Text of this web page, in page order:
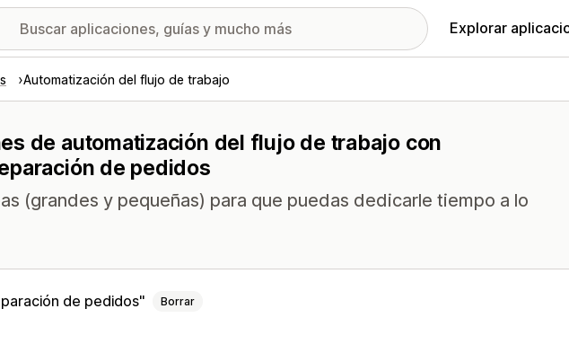
Explorar
Automatización del flujo de trabajo
de automatización del flujo de trabajo con
de pedidos
(grandes y pequeñas) para que puedas dedicarle tiempo a lo
de pedidos Borrar